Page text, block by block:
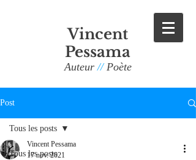
Vincent
Pessama
Auteur//Poète
Post
Tous les posts
Tous les posts
Vincent Pessama
17 nov. 2021